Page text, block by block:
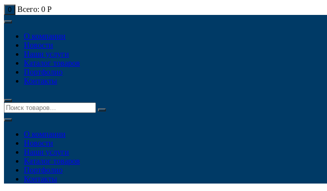
0 Всего: 0 Р
О компании
Новости
Наши услуги
Каталог товаров
Портфолио
Контакты
О компании
Новости
Наши услуги
Каталог товаров
Портфолио
Контакты